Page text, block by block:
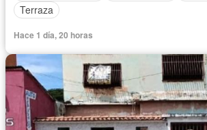
Terraza
Hace 1 día, 20 horas